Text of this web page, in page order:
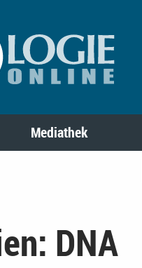
Mediathek
DNA